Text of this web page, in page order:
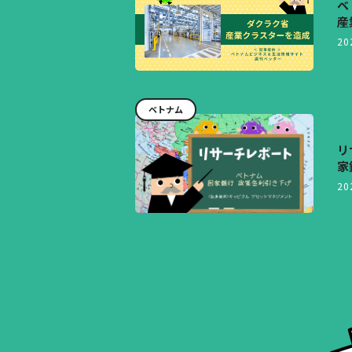
産
ベトナム